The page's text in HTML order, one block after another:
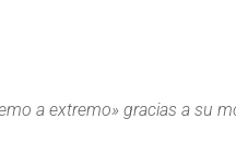
a extremo» gracias a su